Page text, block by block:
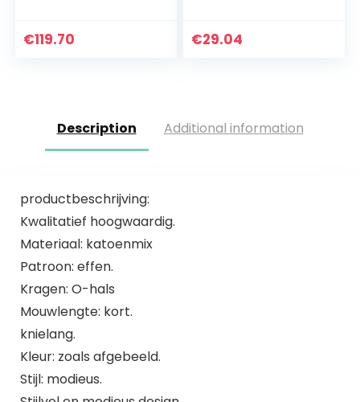
€119.70
Fancy Dress
€29.04
Description Additional information
productbeschrijving:
Kwalitatief hoogwaardig.
Materiaal: katoenmix
Patroon: effen.
Kragen: O-hals
Mouwlengte: kort.
knielang.
Kleur: zoals afgebeeld.
Stijl: modieus.